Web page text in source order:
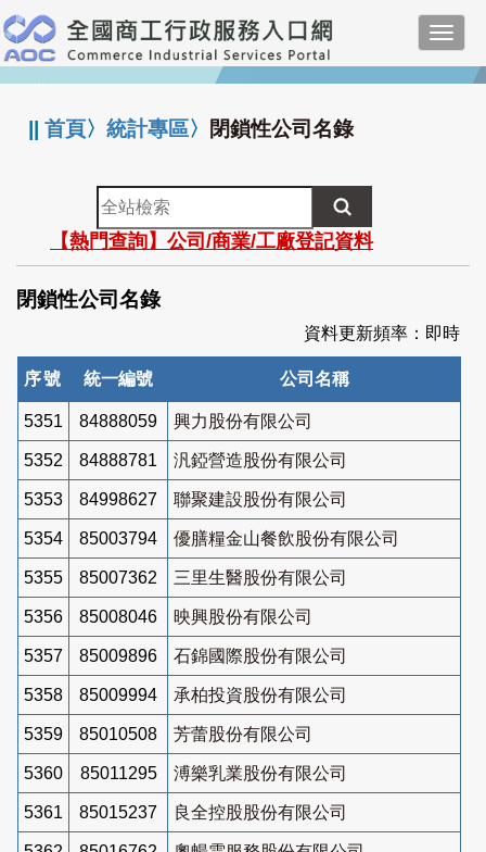
跳
到
主
要
:::
||首頁〉統計專區〉 閉鎖性公司名錄
全
站
檢
索
【熱門查詢】公司/商業/工廠登記資料
閉鎖性公司名錄
資料更新頻率：即時
序號 統一編號 公司名稱
5351 84888059 興力股份有限公司
5352 84888781 汎錏營造股份有限公司
5353 84998627 聯聚建設股份有限公司
5354 85003794 優膳糧金山餐飲股份有限公司
5355 85007362 三里生醫股份有限公司
5356 85008046 映興股份有限公司
5357 85009896 石錦國際股份有限公司
5358 85009994 承柏投資股份有限公司
5359 85010508 芳蕾股份有限公司
5360 85011295 溥樂乳業股份有限公司
5361 85015237 良全控股股份有限公司